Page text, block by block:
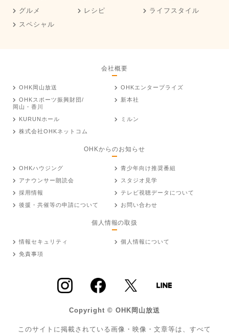
グルメ
レシピ
ライフスタイル
スペシャル
会社概要
OHK岡山放送
OHKエンタープライズ
OHKスポーツ振興財団/
岡山・香川
新本社
KURUNホール
ミルン
株式会社OHKネットコム
OHKからのお知らせ
OHKハウジング
青少年向け推奨番組
アナウンサー朗読会
スタジオ見学
採用情報
テレビ視聴データについて
後援・共催等の申請について
お問い合わせ
個人情報の取扱
情報セキュリティ
個人情報について
免責事項
Copyright © OHK岡山放送
このサイトに掲載されている画像・映像・文章等は、すべて